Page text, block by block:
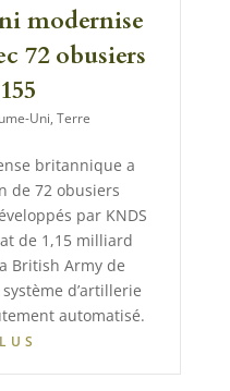
modernise
72 obusiers
Uni,Terre
britannique a
de 72 obusiers
par KNDS
de 1,15 milliard
British Army de
d’artillerie
automatisé.